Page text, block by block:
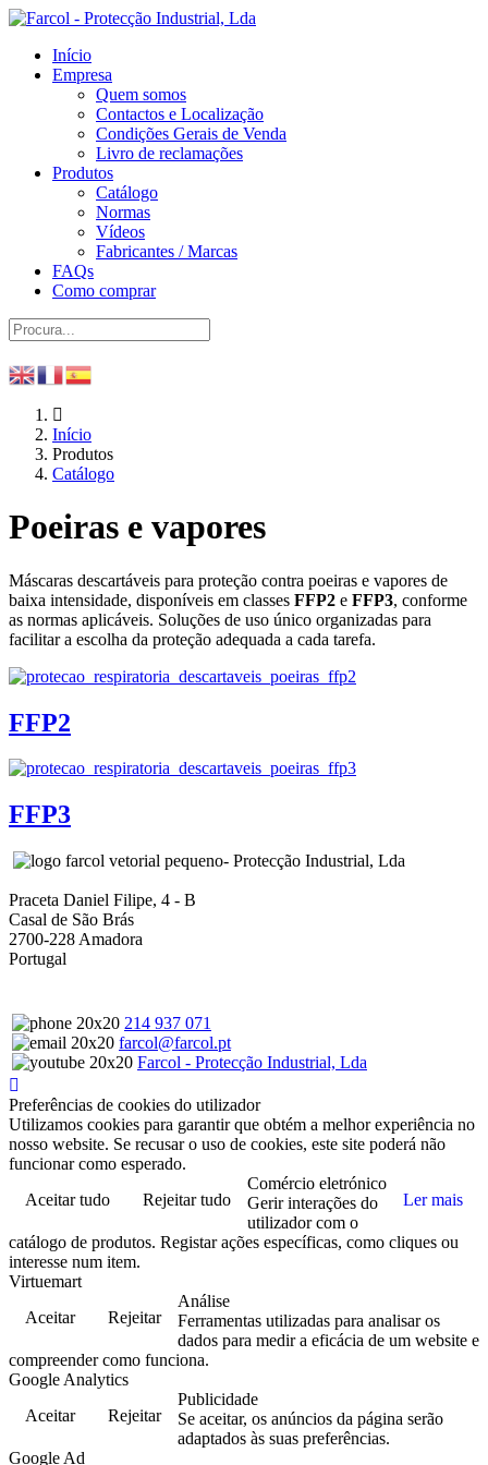
Início
Empresa
Quem somos
Contactos e Localização
Condições Gerais de Venda
Livro de reclamações
Produtos
Catálogo
Normas
Vídeos
Fabricantes / Marcas
FAQs
Como comprar
Início
Produtos
Catálogo
Poeiras e vapores
Máscaras descartáveis para proteção contra poeiras e vapores de
baixa intensidade, disponíveis em classes FFP2 e FFP3, conforme
as normas aplicáveis. Soluções de uso único organizadas para
facilitar a escolha da proteção adequada a cada tarefa.
FFP2
FFP3
- Protecção Industrial, Lda
Praceta Daniel Filipe, 4 - B
Casal de São Brás
2700-228 Amadora
Portugal
214 937 071
farcol@farcol.pt
Farcol - Protecção Industrial, Lda
Preferências de cookies do utilizador
Utilizamos cookies para garantir que obtém a melhor experiência no
nosso website. Se recusar o uso de cookies, este site poderá não
funcionar como esperado.
Aceitar tudo
Rejeitar tudo Ler mais
Comércio eletrónico
Gerir interações do
utilizador com o
catálogo de produtos. Registar ações específicas, como cliques ou
interesse num item.
Virtuemart
Aceitar
Rejeitar
Análise
Ferramentas utilizadas para analisar os
dados para medir a eficácia de um website e
compreender como funciona.
Google Analytics
Aceitar
Rejeitar
Publicidade
Se aceitar, os anúncios da página serão
adaptados às suas preferências.
Google Ad